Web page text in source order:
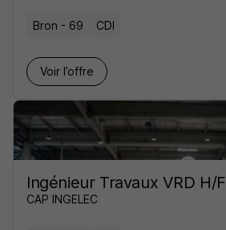
Bron - 69 CDI
Voir l’offre
Ingénieur Travaux VRD H/F
CAP INGELEC